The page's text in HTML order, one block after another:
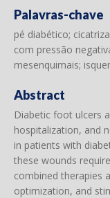
Palavras-chave
pé diabético;
com pressão
mesenquimais;
Abstract
Diabetic foot ulcers
hospitalization, and
in patients with
these wounds
combined therapies
optimization, and